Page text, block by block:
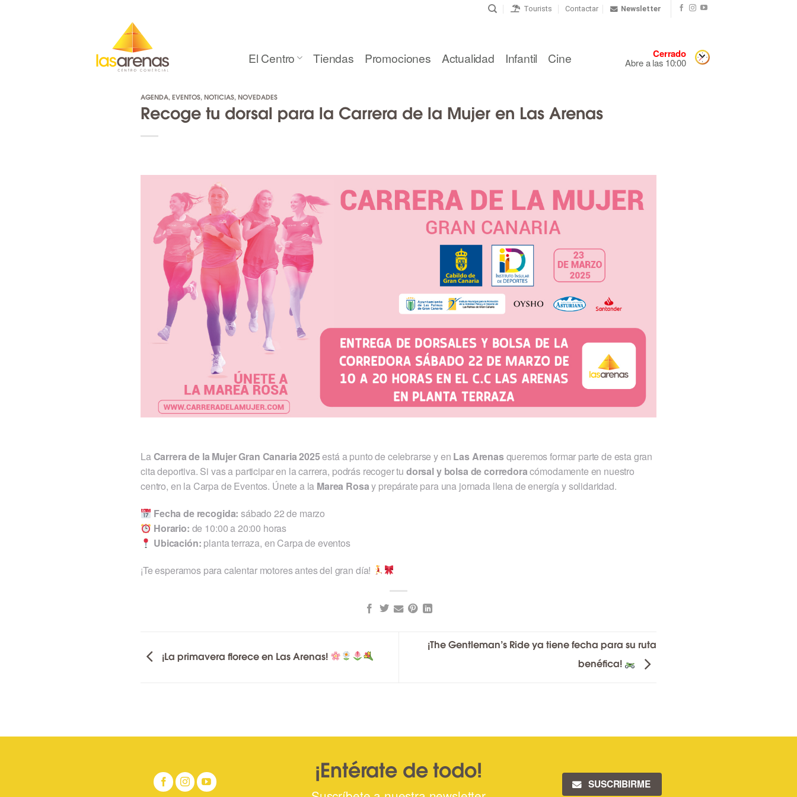
Tourists Contactar Newsletter
El Centro Tiendas Promociones Actualidad Infantil Cine Cerrado
Abre a las 10:00
AGENDA, EVENTOS, NOTICIAS, NOVEDADES
Recoge tu dorsal para la Carrera de la Mujer en Las Arenas
La Carrera de la Mujer Gran Canaria 2025está a punto de celebrarse y en Las Arenasqueremos formar parte de esta gran
cita deportiva. Si vas a participar en la carrera, podrás recoger tu dorsal y bolsa de corredoracómodamente en nuestro
centro, en la Carpa de Eventos. Únete a la Marea Rosay prepárate para una jornada llena de energía y solidaridad.
Fecha de recogida: sábado 22 de marzo
Horario: de 10:00 a 20:00 horas
Ubicación: planta terraza, en Carpa de eventos
¡Te esperamos para calentar motores antes del gran día!
¡La primavera florece en Las Arenas!
¡The Gentleman’s Ride ya tiene fecha para su ruta
benéfica!
¡Entérate de todo!
SUSCRIBIRME